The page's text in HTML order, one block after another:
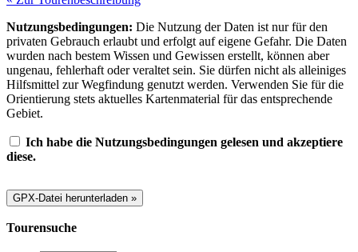
Nutzungsbedingungen: Die Nutzung der Daten ist nur für den
privaten Gebrauch erlaubt und erfolgt auf eigene Gefahr. Die Daten
wurden nach bestem Wissen und Gewissen erstellt, können aber
ungenau, fehlerhaft oder veraltet sein. Sie dürfen nicht als alleiniges
Hilfsmittel zur Wegfindung genutzt werden. Verwenden Sie für die
Orientierung stets aktuelles Kartenmaterial für das entsprechende
Gebiet.
Ich habe die Nutzungsbedingungen gelesen und akzeptiere
diese.
Tourensuche